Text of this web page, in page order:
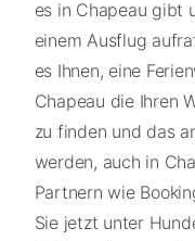
es in Chapeau gibt
einem Ausflug
es Ihnen, eine
Chapeau die Ihren
zu finden und das
werden, auch in
Partnern wie
Sie jetzt unter